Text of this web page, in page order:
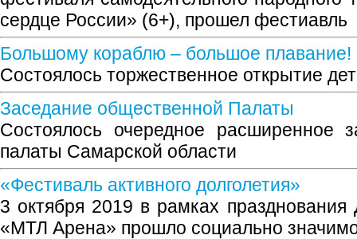
сердце России» (6+), прошел фестиавль
Большому кораблю – большое плавание!
Состоялось торжественное открытие
Заседание общественной Палаты
Состоялось очередное расширенное
палаты Самарской области
«Фестиваль активного долголетия»
3 октября 2019 в рамках
«МТЛ Арена» прошло социально